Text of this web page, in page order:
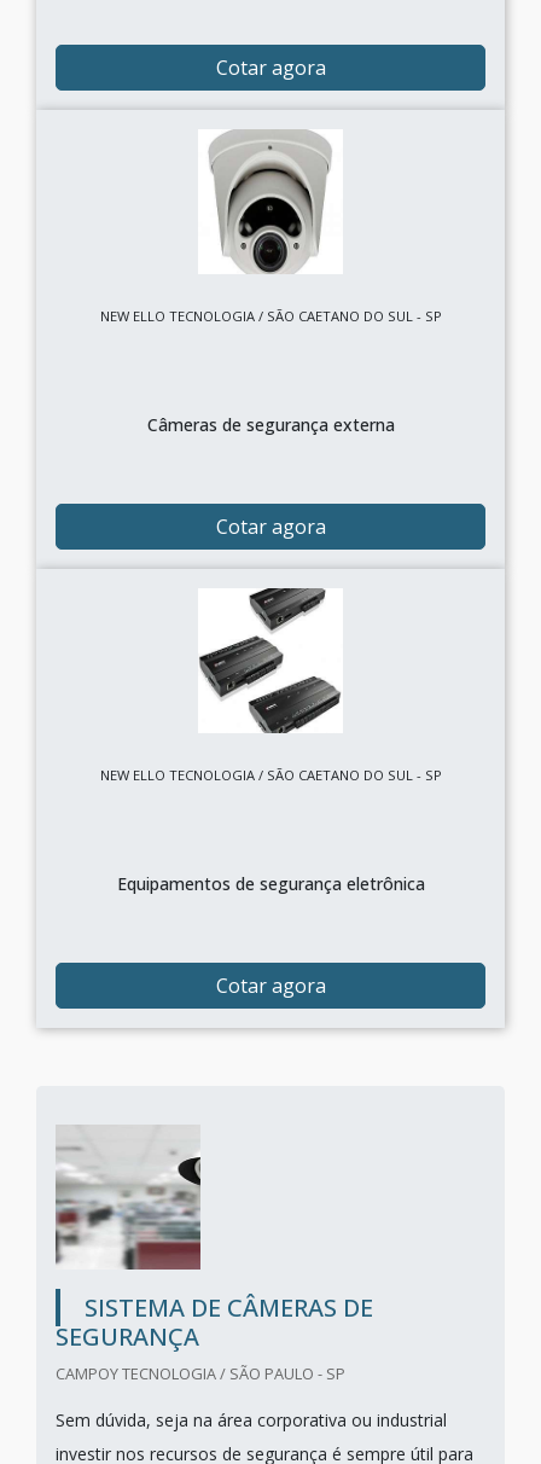
Cotar agora
NEW ELLO TECNOLOGIA / SÃO CAETANO DO SUL - SP
Câmeras de segurança externa
Cotar agora
NEW ELLO TECNOLOGIA / SÃO CAETANO DO SUL - SP
Equipamentos de segurança eletrônica
Cotar agora
SISTEMA DE CÂMERAS DE
SEGURANÇA
CAMPOY TECNOLOGIA / SÃO PAULO - SP
Sem dúvida, seja na área corporativa ou industrial
investir nos recursos de segurança é sempre útil para